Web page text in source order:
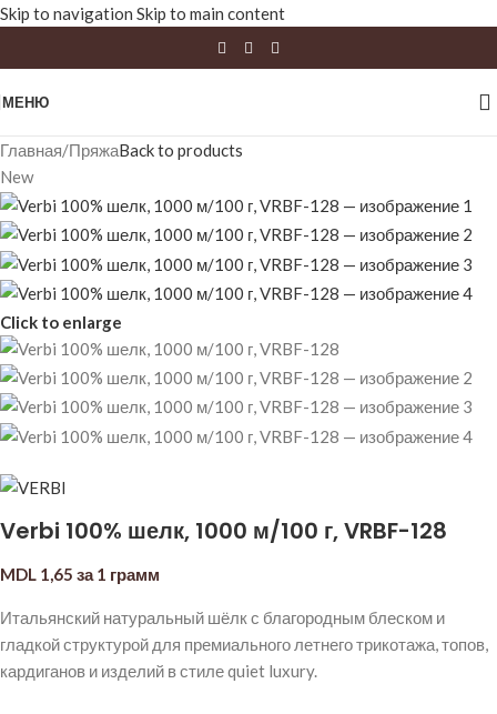
Skip to navigation Skip to main content
МЕНЮ
Главная/ПряжаBack to products
New
Click to enlarge
Verbi 100% шелк, 1000 м/100 г, VRBF-128
MDL 1,65 за 1 грамм
Итальянский натуральный шёлк с благородным блеском и
гладкой структурой для премиального летнего трикотажа, топов,
кардиганов и изделий в стиле quiet luxury.